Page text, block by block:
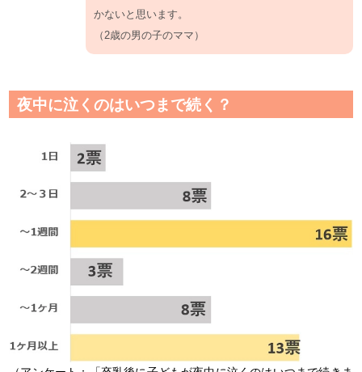
かないと思います。
（2歳の男の子のママ）
夜中に泣くのはいつまで続く？